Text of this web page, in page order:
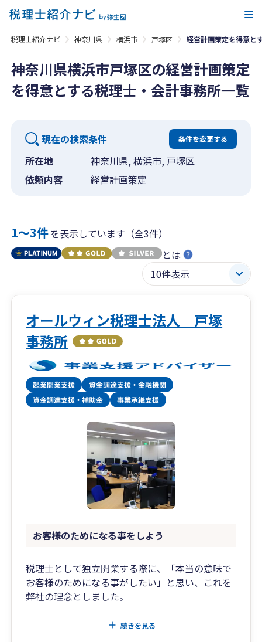
税理士紹介ナビ 神奈川県 横浜市 戸塚区 経営計画策定を得意と
神奈川県横浜市戸塚区の経営計画策定
を得意とする税理士・会計事務所一覧
現在の検索条件 条件を変更する
所在地
神奈川県, 横浜市, 戸塚区
依頼内容
経営計画策定
1〜3件を表示しています（全3件）
とは
オールウィン税理士法人 戸塚
事務所
お客様のためになる事をしよう
税理士として独立開業する際に、「本当の意味で
お客様のためになる事がしたい」と思い、これを
弊社の理念としました。
いくつかの選択肢があるならば、それぞれのメリ
続きを見る